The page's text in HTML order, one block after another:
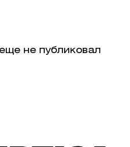
не публиковал